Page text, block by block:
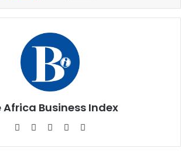
Africa Business Index
WebsiteFacebook
X Linkedin